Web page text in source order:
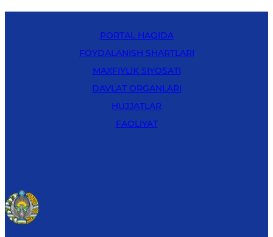
PORTAL HAQIDA
FOYDALANISH SHARTLARI
MAXFIYLIK SIYOSATI
DAVLAT ORGANLARI
HUJJATLAR
FAOLIYAT